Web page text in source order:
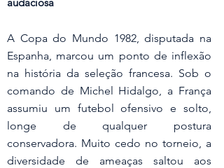
A Copa do Mundo 1982, disputada na
Espanha, marcou um ponto de inflexão
na história da seleção francesa. Sob o
comando de Michel Hidalgo, a França
assumiu um futebol ofensivo e solto,
longe de qualquer postura
conservadora. Muito cedo no torneio, a
diversidade de ameaças saltou aos